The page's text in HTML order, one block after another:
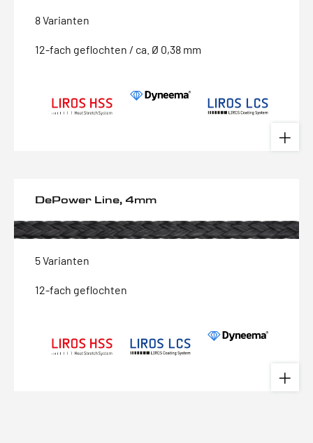
8 Varianten
12-fach geflochten / ca. Ø 0,38 mm
DePower Line, 4mm
5 Varianten
12-fach geflochten